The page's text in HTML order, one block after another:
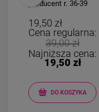
producent r. 36-39
19,50 zł
Cena regularna:
39,00 zł
Najniższa cena:
19,50 zł
DO KOSZYKA